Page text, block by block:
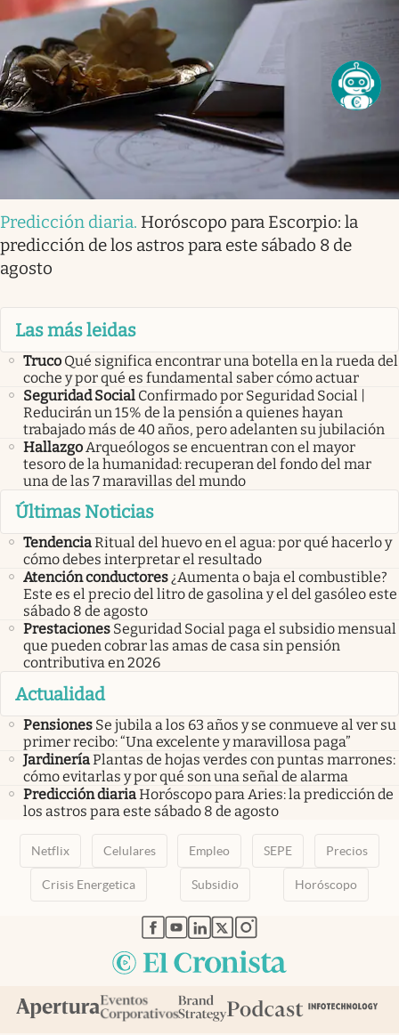
Predicción diaria. Horóscopo para Escorpio: la
predicción de los astros para este sábado 8 de
agosto
Las más leidas
Truco Qué significa encontrar una botella en la rueda del
coche y por qué es fundamental saber cómo actuar
Seguridad Social Confirmado por Seguridad Social |
Reducirán un 15% de la pensión a quienes hayan
trabajado más de 40 años, pero adelanten su jubilación
HallazgoArqueólogos se encuentran con el mayor
tesoro de la humanidad: recuperan del fondo del mar
una de las 7 maravillas del mundo
Últimas Noticias
TendenciaRitual del huevo en el agua: por qué hacerlo y
cómo debes interpretar el resultado
Atención conductores¿Aumenta o baja el combustible?
Este es el precio del litro de gasolina y el del gasóleo este
sábado 8 de agosto
Prestaciones Seguridad Social paga el subsidio mensual
que pueden cobrar las amas de casa sin pensión
contributiva en 2026
Actualidad
Pensiones Se jubila a los 63 años y se conmueve al ver su
primer recibo: “Una excelente y maravillosa paga”
JardineríaPlantas de hojas verdes con puntas marrones:
cómo evitarlas y por qué son una señal de alarma
Predicción diariaHoróscopo para Aries: la predicción de
los astros para este sábado 8 de agosto
Netflix Celulares Empleo SEPE Precios
Crisis Energetica Subsidio Horóscopo
abre en nueva pestaña
abre en nueva pestaña
abre en nueva pestaña
abre en nueva pestaña
abre en nueva pestaña